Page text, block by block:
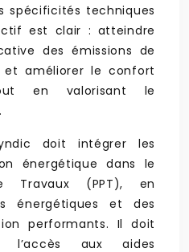
spécificités techniques
est clair : atteindre
des émissions de
améliorer le confort
en valorisant le
doit intégrer les
énergétique dans le
Travaux (PPT), en
énergétiques et des
performants. Il doit
l’accès aux aides